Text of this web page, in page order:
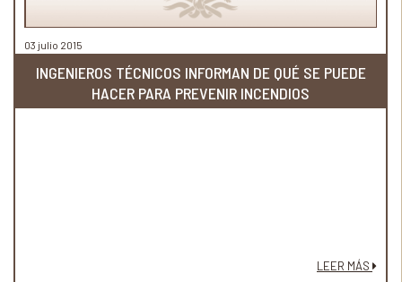
03 julio 2015
INGENIEROS TÉCNICOS INFORMAN DE QUÉ SE PUEDE
HACER PARA PREVENIR INCENDIOS
LEER MÁS